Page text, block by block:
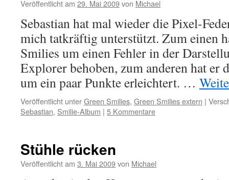
Veröffentlicht am 29. Mai 2009von Michael
Sebastian hat mal wieder die Pixel-
mich tatkräftig unterstützt. Zum einen
Smilies um einen Fehler in der
Explorer behoben, zum anderen hat er
um ein paar Punkte erleichtert. …
Veröffentlicht unterGreen Smilies, Green Smilies extern |
Sebastian, Smilie-Album | 5 Kommentare
Stühle rücken
Veröffentlicht am 3. Mai 2009von Michael